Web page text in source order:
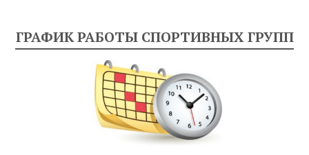
ГРАФИК РАБОТЫ СПОРТИВНЫХ ГРУПП